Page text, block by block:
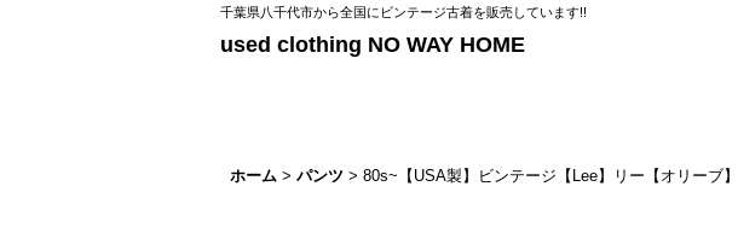
千葉県八千代市から全国にビンテージ古着を販売しています!!
used clothing NO WAY HOME
ホーム > パンツ > 80s~【USA製】ビンテージ【Lee】リー【オリーブ